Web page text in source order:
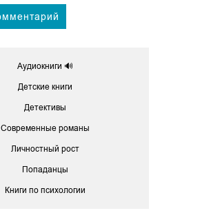
Аудиокниги 🔊
Детские книги
Детективы
Современные романы
Личностный рост
Попаданцы
Книги по психологии